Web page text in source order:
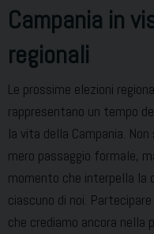
Campania in
regionali
Le prossime elezioni
rappresentano un tempo
la vita della Campania. Non
mero passaggio formale,
momento che interpella la
ciascuno di noi.
che crediamo ancora nella